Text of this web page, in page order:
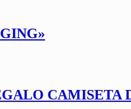
CAMISETA